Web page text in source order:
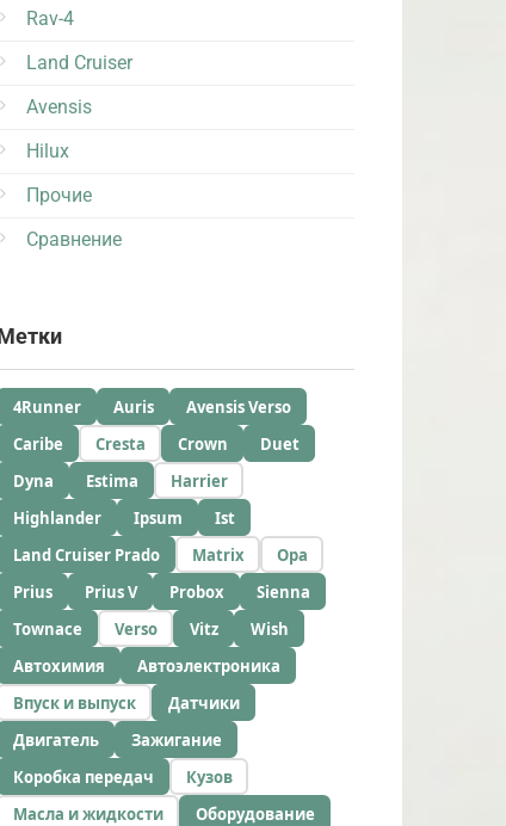
Rav-4
Land Cruiser
Avensis
Hilux
Прочие
Сравнение
Метки
4Runner Auris
Avensis Verso
Caribe
Cresta Crown
Duet
Dyna
Estima
Harrier
Highlander
Ipsum
Ist
Land Cruiser Prado
Matrix
Opa
Prius
Prius V Probox
Sienna
Townace
Verso Vitz
Wish
Автохимия
Автоэлектроника
Впуск и выпуск
Датчики
Двигатель
Зажигание
Коробка передач
Кузов
Масла и жидкости
Оборудование